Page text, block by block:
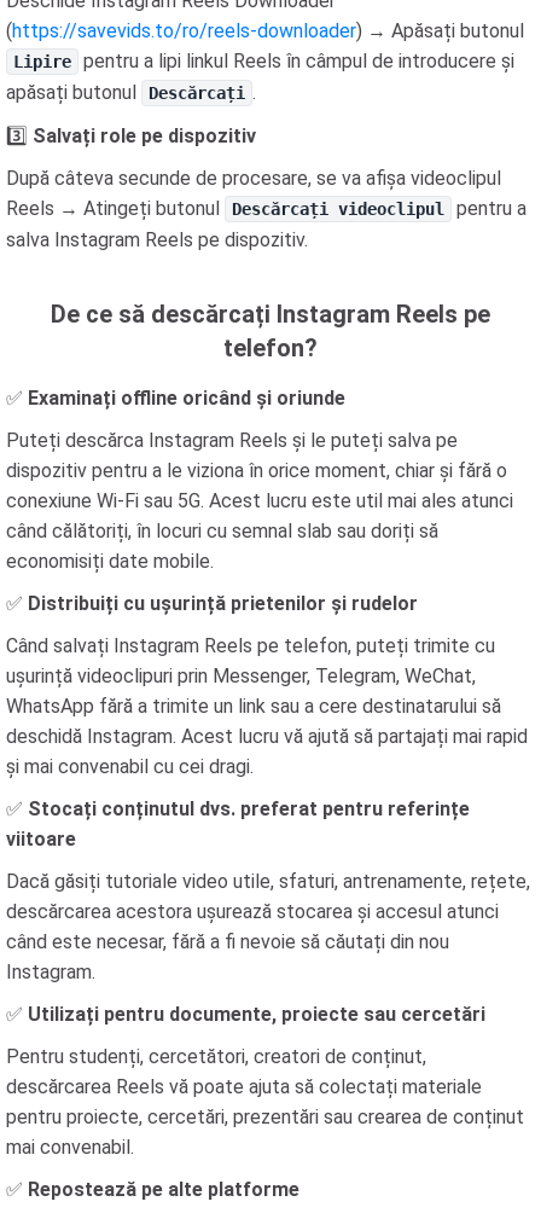
(https://savevids.to/ro/reels-downloader) → Apăsați butonul
Lipire
pentru a lipi linkul Reels în câmpul de introducere și
apăsați butonul
Descărcați .
3️⃣ Salvați role pe dispozitiv
După câteva secunde de procesare, se va afișa videoclipul
Reels → Atingeți butonul
Descărcați videoclipul
pentru a
salva Instagram Reels pe dispozitiv.
De ce să descărcați Instagram Reels pe
telefon?
✅ Examinați offline oricând și oriunde
Puteți descărca Instagram Reels și le puteți salva pe
dispozitiv pentru a le viziona în orice moment, chiar și fără o
conexiune Wi-Fi sau 5G. Acest lucru este util mai ales atunci
când călătoriți, în locuri cu semnal slab sau doriți să
economisiți date mobile.
✅ Distribuiți cu ușurință prietenilor și rudelor
Când salvați Instagram Reels pe telefon, puteți trimite cu
ușurință videoclipuri prin Messenger, Telegram, WeChat,
WhatsApp fără a trimite un link sau a cere destinatarului să
deschidă Instagram. Acest lucru vă ajută să partajați mai rapid
și mai convenabil cu cei dragi.
✅ Stocați conținutul dvs. preferat pentru referințe
viitoare
Dacă găsiți tutoriale video utile, sfaturi, antrenamente, rețete,
descărcarea acestora ușurează stocarea și accesul atunci
când este necesar, fără a fi nevoie să căutați din nou
Instagram.
✅ Utilizați pentru documente, proiecte sau cercetări
Pentru studenți, cercetători, creatori de conținut,
descărcarea Reels vă poate ajuta să colectați materiale
pentru proiecte, cercetări, prezentări sau crearea de conținut
mai convenabil.
✅ Repostează pe alte platforme